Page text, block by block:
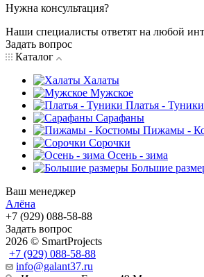
Нужна консультация?
Наши специалисты ответят на любой
Задать вопрос
Каталог
Халаты
Мужское
Платья - Туники
Сарафаны
Пижамы -
Сорочки
Oсень - зима
Большие
Ваш менеджер
Алёна
+7 (929) 088-58-88
Задать вопрос
2026 © SmartProjects
+7 (929) 088-58-88
info@galant37.ru